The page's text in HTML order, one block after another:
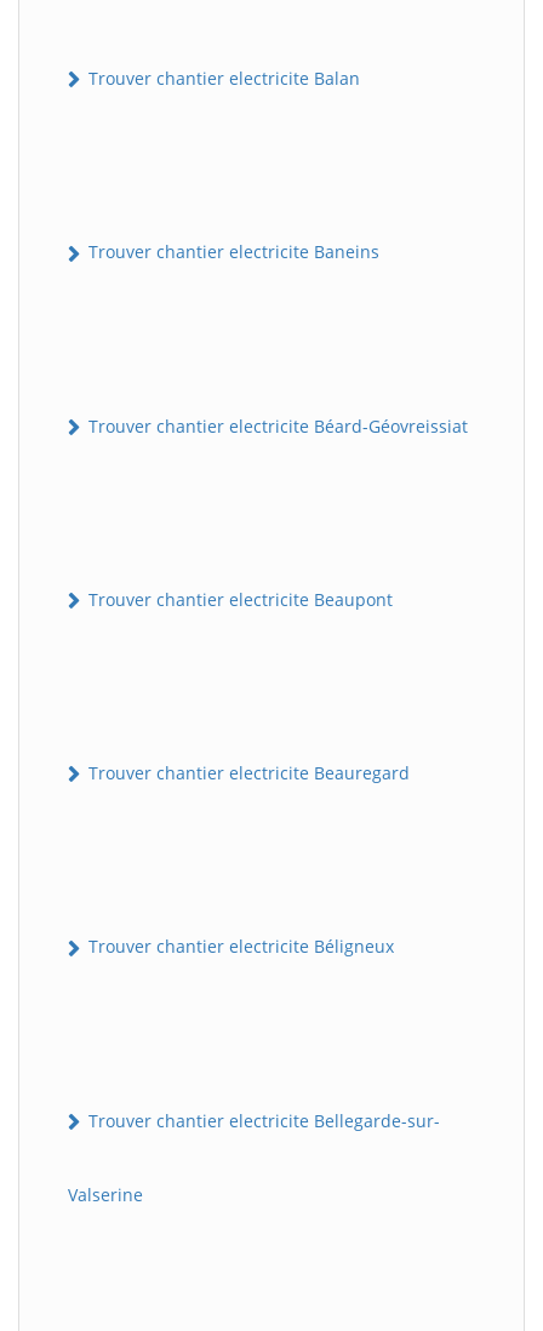
Trouver chantier electricite Balan
Trouver chantier electricite Baneins
Trouver chantier electricite Béard-Géovreissiat
Trouver chantier electricite Beaupont
Trouver chantier electricite Beauregard
Trouver chantier electricite Béligneux
Trouver chantier electricite Bellegarde-sur-
Valserine